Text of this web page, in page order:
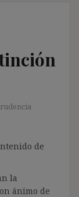
de
la
ánimo de